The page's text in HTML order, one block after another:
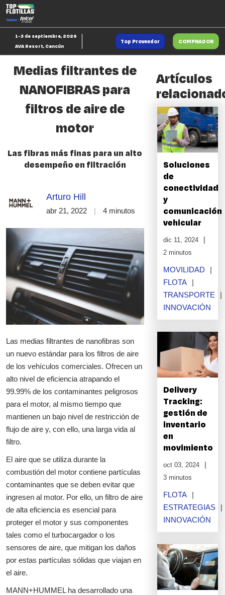
Saltar
al
1-3 de septiembre, 2026
AVA Resort, Cancún
Top Proveedor COMPRADOR
Medias filtrantes de
NANOFIBRAS para
filtros de aire de
motor
Las fibras más finas para un alto
desempeño en filtración
Arturo Hill
abr 21, 2022 4 minutos
Las medias filtrantes de nanofibras son
un nuevo estándar para los filtros de aire
de los vehículos comerciales. Ofrecen un
alto nivel de eficiencia atrapando el
99.99% de los contaminantes peligrosos
para el motor, al mismo tiempo que
mantienen un bajo nivel de restricción de
flujo de aire y, con ello, una larga vida al
filtro.
El aire que se utiliza durante la
combustión del motor contiene partículas
contaminantes que se deben evitar que
ingresen al motor. Por ello, un filtro de aire
de alta eficiencia es esencial para
proteger el motor y sus componentes
tales como el turbocargador o los
sensores de aire, que mitigan los daños
por estas partículas sólidas que viajan en
el aire.
MANN+HUMMEL ha desarrollado una
Artículos
Soluciones
de
conectividad
y
comunicación
vehicular
dic 11, 2024
2 minutos
MOVILIDAD
FLOTA
TRANSPORTE
INNOVACIÓN
Delivery
Tracking:
gestión de
inventario
en
movimiento
oct 03, 2024
3 minutos
FLOTA
ESTRATEGIAS
INNOVACIÓN